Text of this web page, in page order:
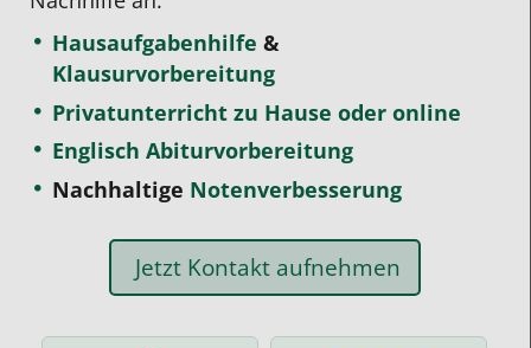
Hausaufgabenhilfe &
Klausurvorbereitung
Privatunterricht zu Hause oder online
Englisch Abiturvorbereitung
Nachhaltige Notenverbesserung
Jetzt Kontakt aufnehmen